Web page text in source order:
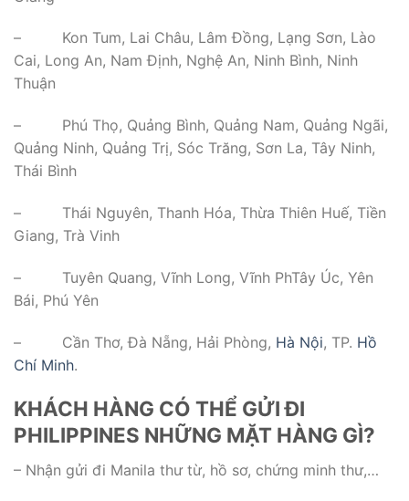
– Kon Tum, Lai Châu, Lâm Đồng, Lạng Sơn, Lào
Cai, Long An, Nam Định, Nghệ An, Ninh Bình, Ninh
Thuận
– Phú Thọ, Quảng Bình, Quảng Nam, Quảng Ngãi,
Quảng Ninh, Quảng Trị, Sóc Trăng, Sơn La, Tây Ninh,
Thái Bình
– Thái Nguyên, Thanh Hóa, Thừa Thiên Huế, Tiền
Giang, Trà Vinh
– Tuyên Quang, Vĩnh Long, Vĩnh PhTây Úc, Yên
Bái, Phú Yên
– Cần Thơ, Đà Nẵng, Hải Phòng, Hà Nội, TP. Hồ
Chí Minh.
KHÁCH HÀNG CÓ THỂ GỬI ĐI
PHILIPPINES NHỮNG MẶT HÀNG GÌ?
– Nhận gửi đi Manila thư từ, hồ sơ, chứng minh thư,…